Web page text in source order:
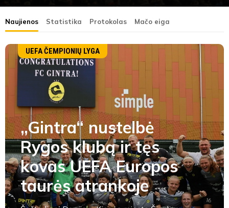
Naujienos Statistika Protokolas Mačo eiga
UEFA ČEMPIONIŲ LYGA
„Gintra“ nustelbė
Rygos klubą ir tęs
kovas UEFA Europos
taurės atrankoje